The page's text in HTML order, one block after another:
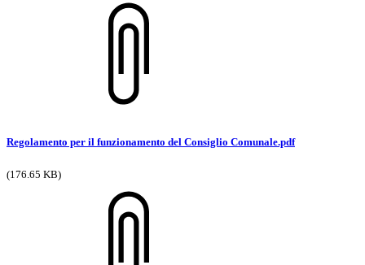
Regolamento per il funzionamento del Consiglio Comunale.pdf
(176.65 KB)